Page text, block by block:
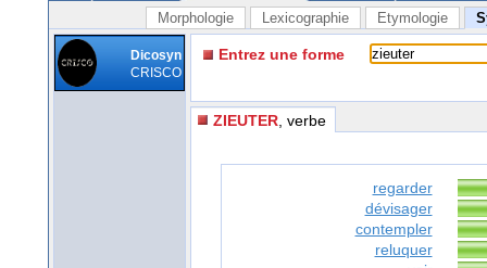
Morphologie Lexicographie Etymologie
Dicosyn
CRISCO
Entrez une forme
ZIEUTER , verbe
regarder
dévisager
contempler
reluquer